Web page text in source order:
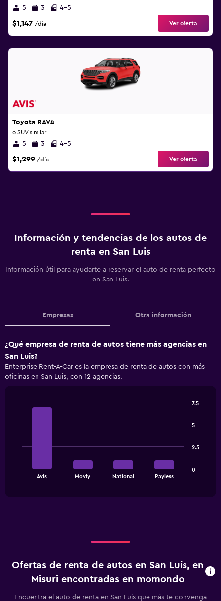
5 3 4-5
$1,147 /día Ver oferta
Toyota RAV4
o SUV similar
5 3 4-5
$1,299 /día Ver oferta
Información y tendencias de los autos de
renta en San Luis
Información útil para ayudarte a reservar el auto de renta perfecto
en San Luis.
Empresas Otra información
¿Qué empresa de renta de autos tiene más agencias en
San Luis?
Enterprise Rent-A-Car es la empresa de renta de autos con más
oficinas en San Luis, con 12 agencias.
The
chart
1
Avis Movly National Payless
0
2.5
5
7.5
Ofertas de renta de autos en San Luis, en
Misuri encontradas en momondo
Encuentra el auto de renta en San Luis que más te convenga